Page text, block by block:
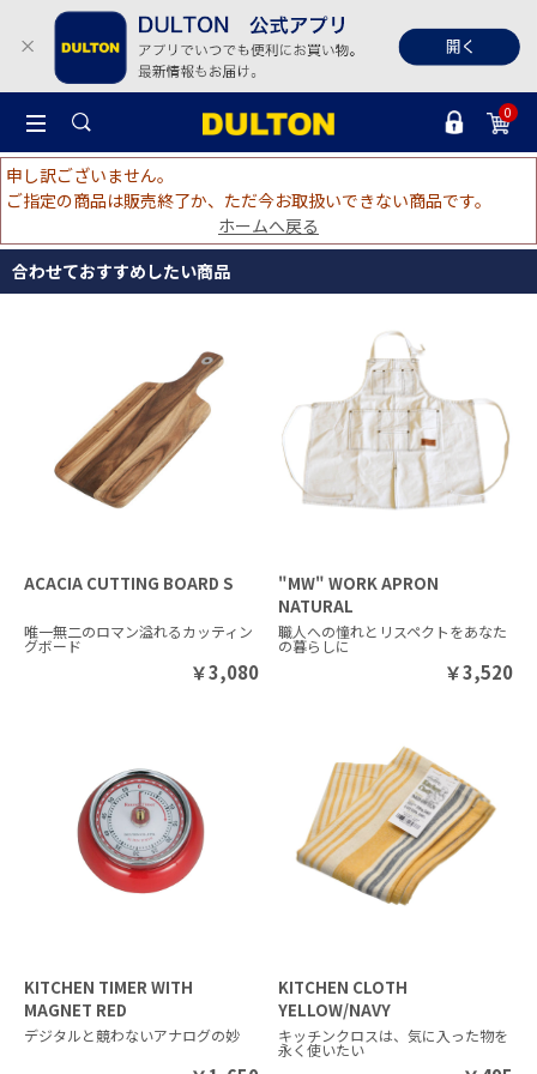
0
申し訳ございません。
ご指定の商品は販売終了か、ただ今お取扱いできない商品です。
ホームへ戻る
合わせておすすめしたい商品
ACACIA CUTTING BOARD S
唯一無二のロマン溢れるカッティン
グボード
￥3,080
"MW" WORK APRON
NATURAL
職人への憧れとリスペクトをあなた
の暮らしに
￥3,520
KITCHEN TIMER WITH
MAGNET RED
デジタルと競わないアナログの妙
KITCHEN CLOTH
YELLOW/NAVY
キッチンクロスは、気に入った物を
永く使いたい